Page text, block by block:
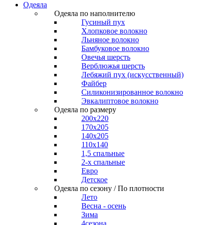
Одеяла
Одеяла по наполнителю
Гусиный пух
Хлопковое волокно
Льняное волокно
Бамбуковое волокно
Овечья шерсть
Верблюжья шерсть
Лебяжий пух (искусственный)
Файбер
Силиконизированное волокно
Эвкалиптовое волокно
Одеяла по размеру
200x220
170x205
140x205
110x140
1,5 спальные
2-х спальные
Евро
Детское
Одеяла по сезону / По плотности
Лето
Весна - осень
Зима
4сезона